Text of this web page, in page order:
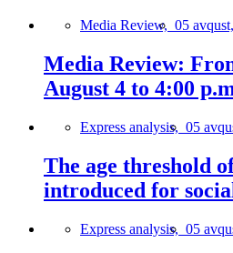
Media Review, 05
Media Review:
August 4 to 4:00
Express analysis, 05
The age threshold
introduced for
Express analysis, 05